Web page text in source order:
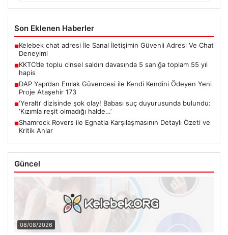
Son Eklenen Haberler
■Kelebek chat adresi İle Sanal İletişimin Güvenli Adresi Ve Chat
Deneyimi
■KKTC’de toplu cinsel saldırı davasında 5 sanığa toplam 55 yıl
hapis
■DAP Yapı’dan Emlak Güvencesi ile Kendi Kendini Ödeyen Yeni
Proje Ataşehir 173
■‘Yeraltı’ dizisinde şok olay! Babası suç duyurusunda bulundu:
‘Kızımla reşit olmadığı halde…’
■Shamrock Rovers ile Egnatia Karşılaşmasının Detaylı Özeti ve
Kritik Anlar
Güncel
08/08/2026